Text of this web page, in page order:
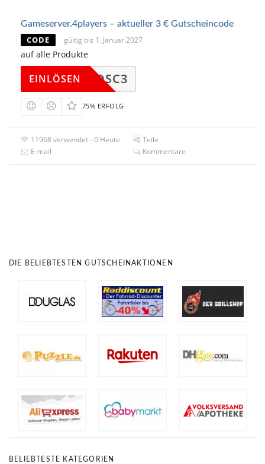
Gameserver.4players – aktueller 3 € Gutscheincode
CODE gültig bis 1. Januar 2027
auf alle Produkte
DSC3
EINLÖSEN
75% ERFOLG
11968 verwendet - 0 Heute
Teile
E-mail
Kommentare
DIE BELIEBTESTEN GUTSCHEINAKTIONEN
BELIEBTESTE KATEGORIEN